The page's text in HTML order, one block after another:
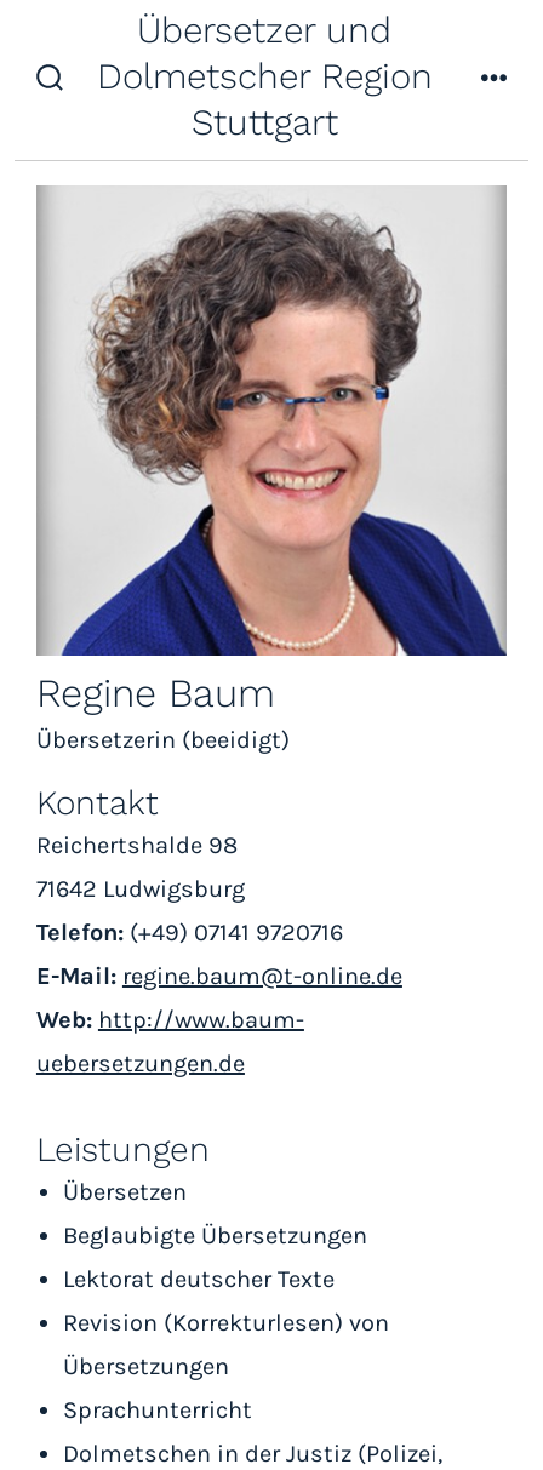
Inhalt
ein-/ausblenden
Übersetzer und
Dolmetscher Region
Stuttgart
Regine Baum
Übersetzerin (beeidigt)
Kontakt
Reichertshalde 98
71642 Ludwigsburg
Telefon:(+49) 07141 9720716
E-Mail: regine.baum@t-online.de
Web: http://www.baum-
uebersetzungen.de
Leistungen
Übersetzen
Beglaubigte Übersetzungen
Lektorat deutscher Texte
Revision (Korrekturlesen) von
Übersetzungen
Sprachunterricht
Dolmetschen in der Justiz (Polizei,